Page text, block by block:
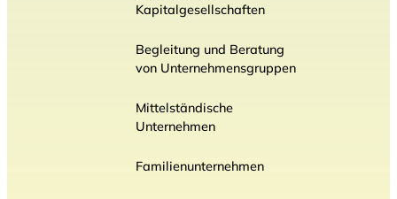
Kapitalgesellschaften
Begleitung und Beratung
von Unternehmensgruppen
Mittelständische
Unternehmen
Familienunternehmen